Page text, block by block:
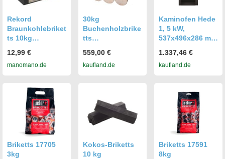
Rekord
Braunkohlebriket
ts 10kg
Kamin Kohle
Briketts
12,99 €
manomano.de
30kg
Buchenholzbrike
tts
559,00 €
kaufland.de
Kaminofen Hede
1, 5 kW,
537x496x286 mm
Glasscheibe, für
Holz & Öko-
1.337,46 €
kaufland.de
Briketts 17705
3kg
Kokos-Briketts
10 kg
Briketts 17591
8kg